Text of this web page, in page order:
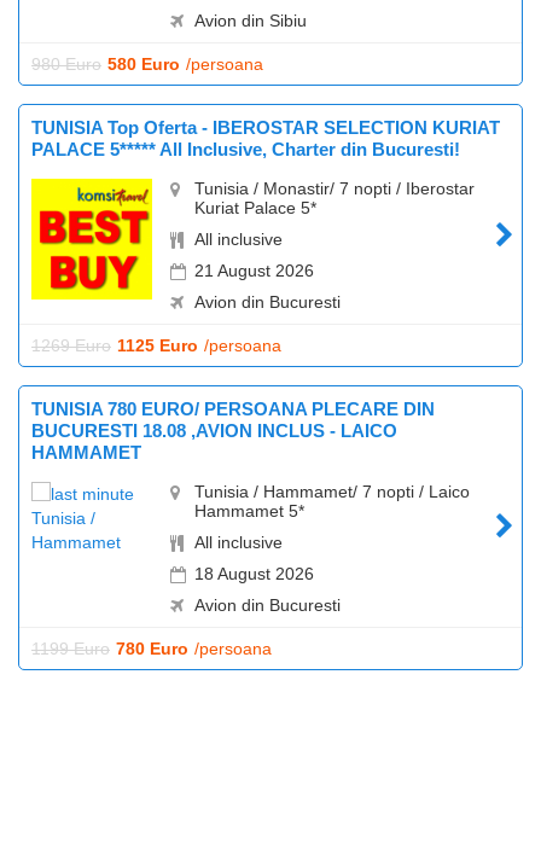
Avion din Sibiu
980 Euro 580 Euro /persoana
TUNISIA Top Oferta - IBEROSTAR SELECTION KURIAT
PALACE 5***** All Inclusive, Charter din Bucuresti!
Tunisia / Monastir/ 7 nopti / Iberostar
Kuriat Palace 5*
All inclusive
21 August 2026
Avion din Bucuresti
1269 Euro 1125 Euro /persoana
TUNISIA 780 EURO/ PERSOANA PLECARE DIN
BUCURESTI 18.08 ,AVION INCLUS - LAICO
HAMMAMET
Tunisia / Hammamet/ 7 nopti / Laico
Hammamet 5*
All inclusive
18 August 2026
Avion din Bucuresti
1199 Euro 780 Euro /persoana